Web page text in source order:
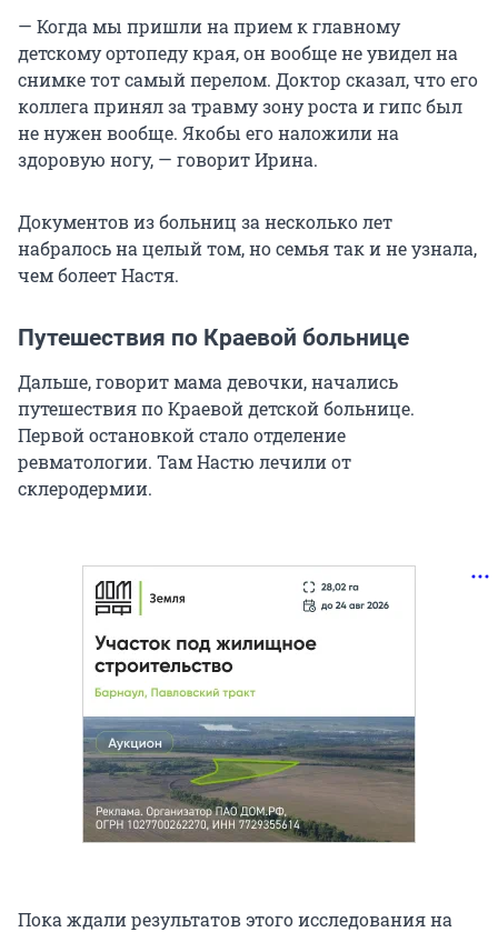
— Когда мы пришли на прием к главному
детскому ортопеду края, он вообще не увидел на
снимке тот самый перелом. Доктор сказал, что его
коллега принял за травму зону роста и гипс был
не нужен вообще. Якобы его наложили на
здоровую ногу, — говорит Ирина.
Документов из больниц за несколько лет
набралось на целый том, но семья так и не узнала,
чем болеет Настя.
Путешествия по Краевой больнице
Дальше, говорит мама девочки, начались
путешествия по Краевой детской больнице.
Первой остановкой стало отделение
ревматологии. Там Настю лечили от
склеродермии.
Пока ждали результатов этого исследования на